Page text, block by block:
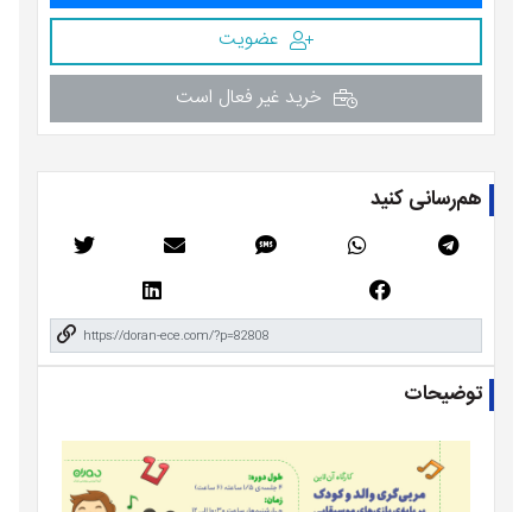
عضویت
خرید غیر فعال است
هم‌رسانی کنید
توضیحات